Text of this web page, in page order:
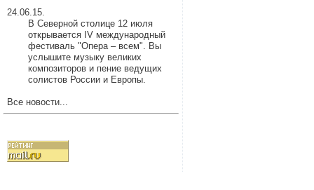
24.06.15.
В Северной столице 12 июля
открывается IV международный
фестиваль "Опера – всем". Вы
услышите музыку великих
композиторов и пение ведущих
солистов России и Европы.
Все новости...